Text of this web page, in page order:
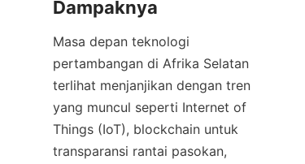
Masa depan teknologi
pertambangan di Afrika Selatan
terlihat menjanjikan dengan tren
yang muncul seperti Internet of
Things (IoT), blockchain untuk
transparansi rantai pasokan,